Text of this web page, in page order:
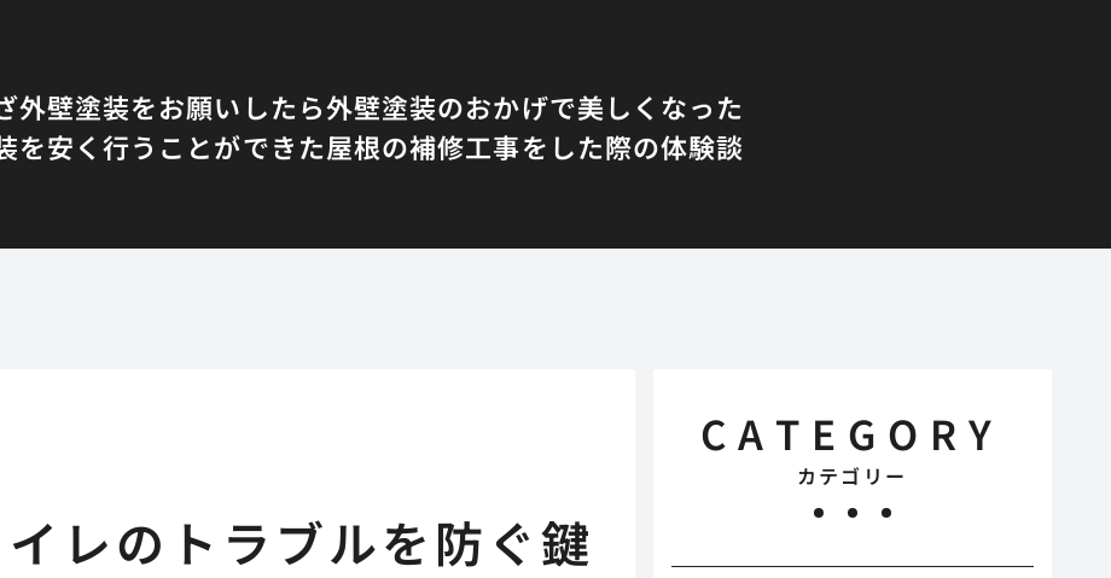
外壁塗装をお願いしたら外壁塗装のおかげで美しくなった
を安く行うことができた屋根の補修工事をした際の体験談
レのトラブルを防ぐ鍵
CATEGORY
カテゴリー